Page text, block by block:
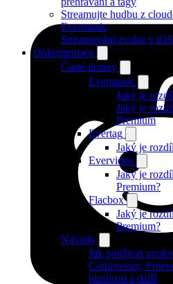
Streamujte hudbu z
Evermusic
Streamování zvuku v
Dokumentace
Časté dotazy
Evermusic
Jaký je
Jaký je
Premium
Evertag
Jaký je
Evervideo
Jaký je
Premium?
Flacbox
Jaký je
Premium?
Návody
Jak používat
Compressor,
hlasitosti a další